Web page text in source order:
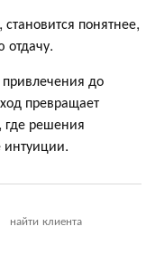
понятнее,
до
превращает
где решения
найти клиента